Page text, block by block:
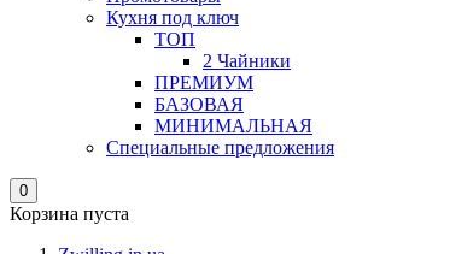
Кухня под ключ
ТОП
2 Чайники
ПРЕМИУМ
БАЗОВАЯ
МИНИМАЛЬНАЯ
Специальные предложения
0
Корзина пуста